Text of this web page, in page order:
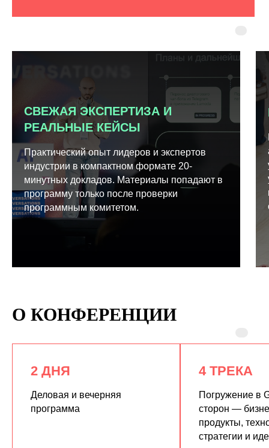
СВЕЖАЯ ЭКСПЕРТИЗА И
РЕАЛЬНЫЕ КЕЙСЫ
Практический опыт лидеров и экспертов
индустрии в компактном формате 20-
минутных докладов. Материалы попадают в
программу только после проверки
программным комитетом.
О КОНФЕРЕНЦИИ
2 ДНЯ
Деловая и вечерняя
программа
4 ТРЕКА
Погружение в
сторон —
продукты,
стратегии и